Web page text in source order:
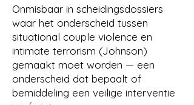
Onmisbaar in scheidingsdossiers
waar het onderscheid tussen
situational couple violence en
intimate terrorism (Johnson)
gemaakt moet worden — een
onderscheid dat bepaalt of
bemiddeling een veilige interventie